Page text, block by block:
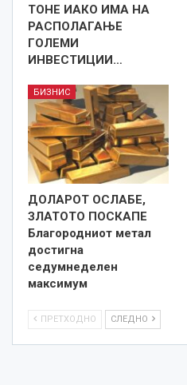
ТОНЕ ИАКО ИМА НА
РАСПОЛАГАЊЕ
ГОЛЕМИ
ИНВЕСТИЦИИ…
БИЗНИС
ДОЛАРОТ ОСЛАБЕ,
ЗЛАТОТО ПОСКАПЕ
Благородниот метал
достигна
седумнеделен
максимум
ПРЕТХОДНО СЛЕДНО